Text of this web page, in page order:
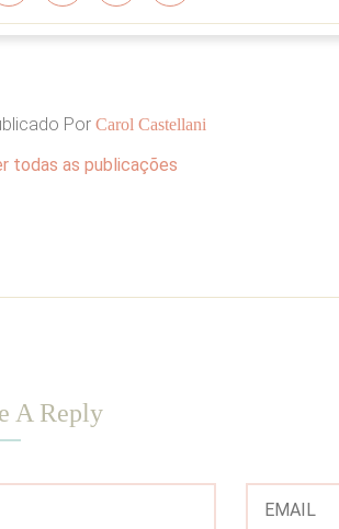
Por Carol Castellani
todas as publicações
A Reply